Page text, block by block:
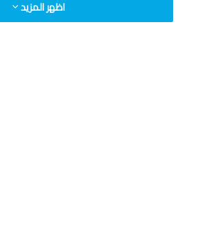
الوقائية والاحترازية بما
اظهر المزيد